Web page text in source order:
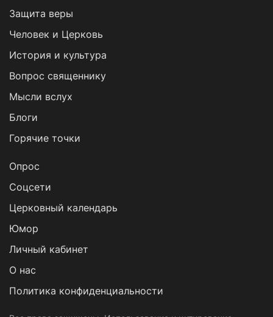
Защита веры
Человек и Церковь
История и культура
Вопрос священнику
Мысли вслух
Блоги
Горячие точки
Опрос
Cоцсети
Церковный календарь
Юмор
Личный кабинет
О нас
Политика конфиденциальности